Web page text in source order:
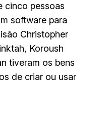
cinco pessoas
software para
Christopher
Koroush
tiveram os bens
de criar ou usar